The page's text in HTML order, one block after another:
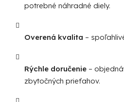
potrebné náhradné diely.
Overená kvalita –
Rýchle doručenie –
zbytočných prieťahov.